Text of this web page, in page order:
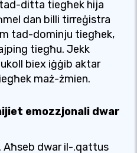
ditta tiegħek hija
dan billi tirreġistra
tad-dominju tiegħek,
tiegħu. Jekk
biex iġġib aktar
maż-żmien.
emozzjonali dwar
Aħseb dwar il-.qattus